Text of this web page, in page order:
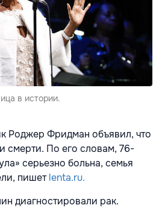
в истории.
Роджер Фридман объявил, что
смерти. По его словам, 76-
серьезно больна, семья
пишетlenta.ru.
диагностировали рак.